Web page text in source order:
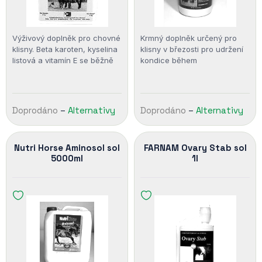
Výživový doplněk pro chovné
klisny. Beta karoten, kyselina
listová a vitamín E se běžně
Doprodáno – Alternativy
Krmný doplněk určený pro
klisny v březosti pro udržení
kondice během
Doprodáno – Alternativy
Nutri Horse Aminosol sol
5000ml
FARNAM Ovary Stab sol
1l